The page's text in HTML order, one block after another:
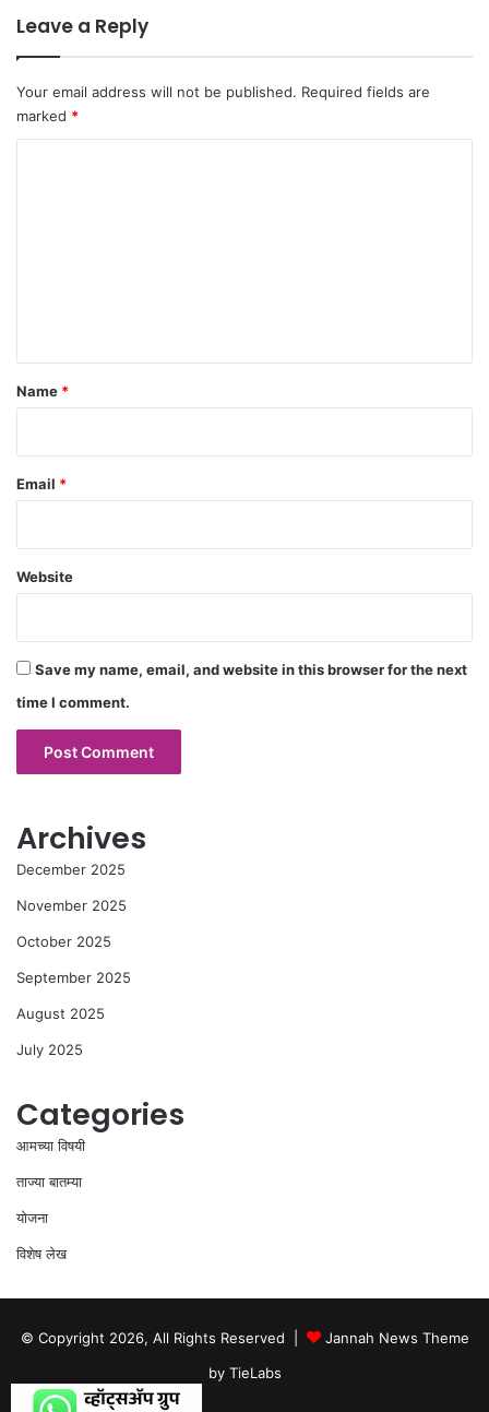
Leave a Reply
Your email address will not be published. Required fields are
marked *
*
Name *
Email *
Website
Save my name, email, and website in this browser for the next
time I comment.
Archives
December 2025
November 2025
October 2025
September 2025
August 2025
July 2025
Categories
आमच्या विषयी
ताज्या बातम्या
योजना
विशेष लेख
© Copyright 2026, All Rights Reserved |
Jannah News Theme
by TieLabs